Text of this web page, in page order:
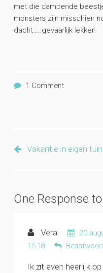
met die dampende
monsters zijn misschien
dacht…..gevaarlijk lekker!
1 Comment
Vakantie in eigen tuin
One Response
Vera
20
15:18
Ik zit even heerlijk